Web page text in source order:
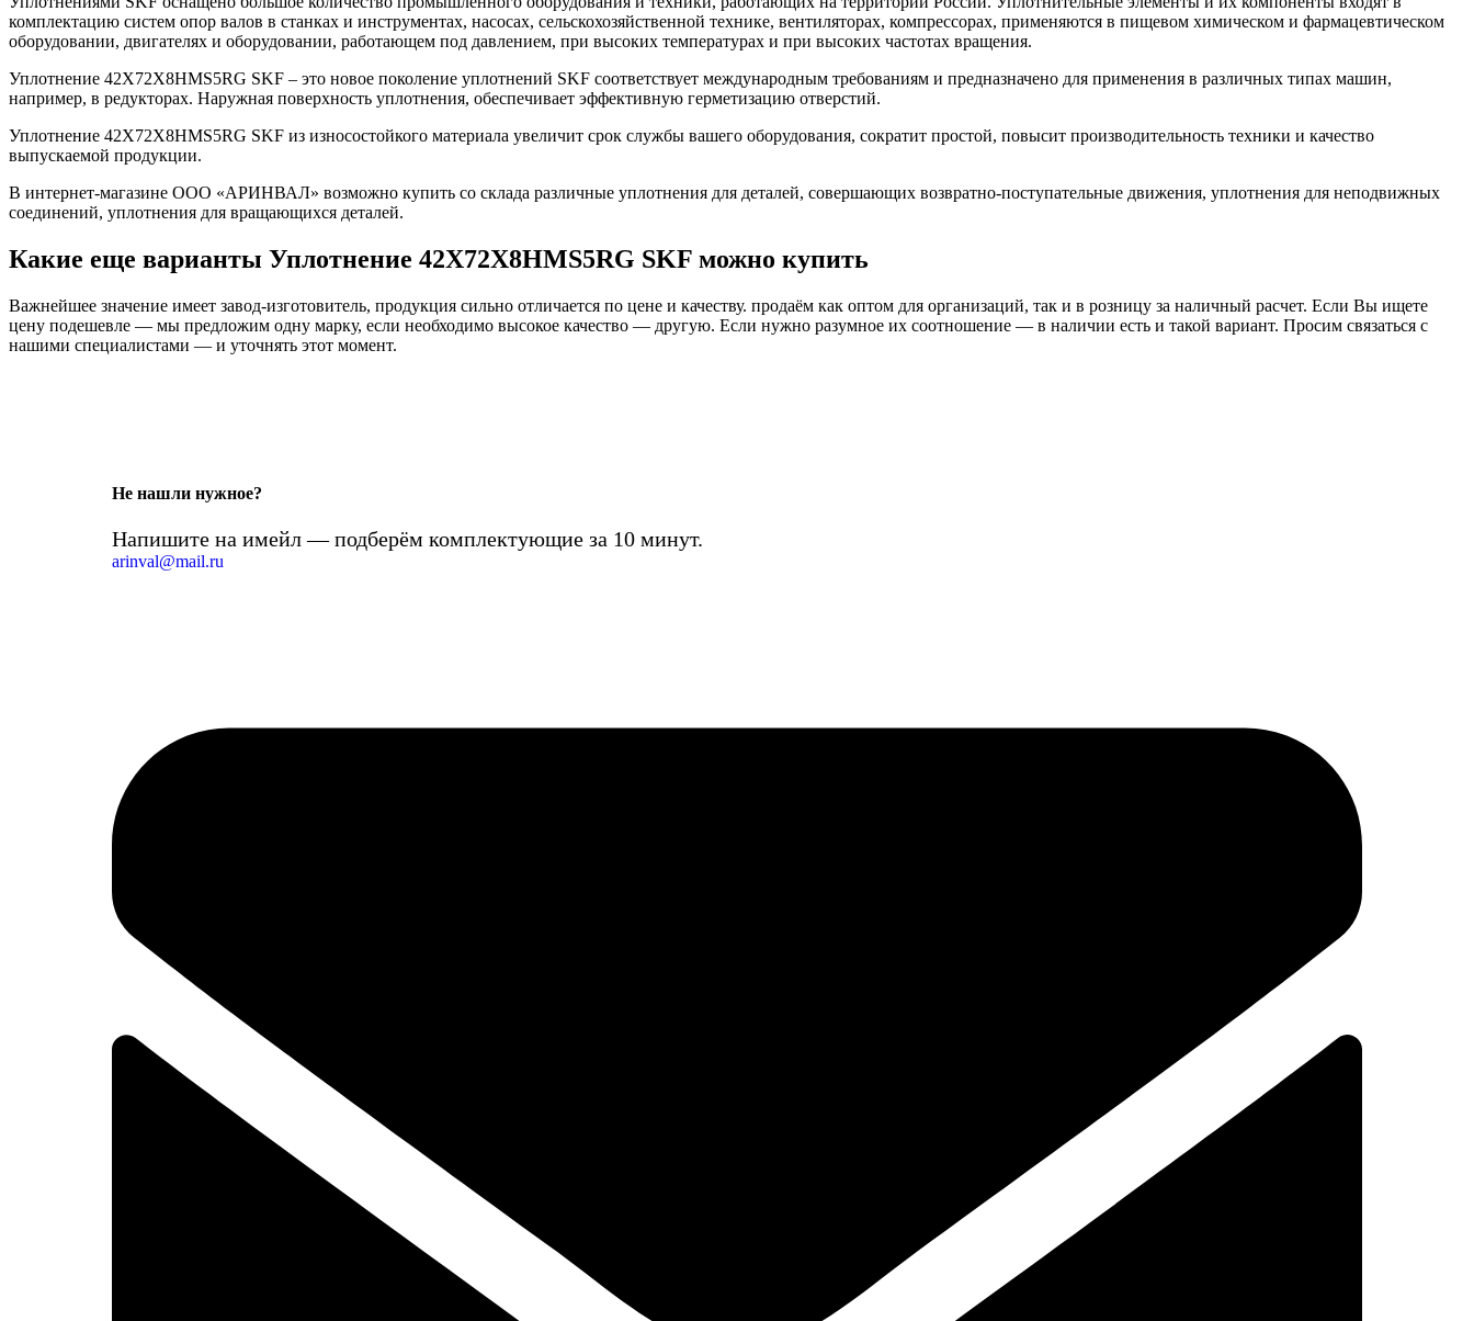
комплектацию систем опор валов в станках и инструментах, насосах, сельскохозяйственной технике, вентиляторах, компрессорах, применяются в пищевом химическом и фармацевтическом
оборудовании, двигателях и оборудовании, работающем под давлением, при высоких температурах и при высоких частотах вращения.
Уплотнение 42X72X8HMS5RG SKF – это новое поколение уплотнений SKF соответствует международным требованиям и предназначено для применения в различных типах машин,
например, в редукторах. Наружная поверхность уплотнения, обеспечивает эффективную герметизацию отверстий.
Уплотнение 42X72X8HMS5RG SKF из износостойкого материала увеличит срок службы вашего оборудования, сократит простой, повысит производительность техники и качество
выпускаемой продукции.
В интернет-магазине ООО «АРИНВАЛ» возможно купить со склада различные уплотнения для деталей, совершающих возвратно-поступательные движения, уплотнения для неподвижных
соединений, уплотнения для вращающихся деталей.
Какие еще варианты Уплотнение 42X72X8HMS5RG SKF можно купить
Важнейшее значение имеет завод-изготовитель, продукция сильно отличается по цене и качеству. продаём как оптом для организаций, так и в розницу за наличный расчет. Если Вы ищете
цену подешевле — мы предложим одну марку, если необходимо высокое качество — другую. Если нужно разумное их соотношение — в наличии есть и такой вариант. Просим связаться с
нашими специалистами — и уточнять этот момент.
Не нашли нужное?
Напишите на имейл — подберём комплектующие за 10 минут.
arinval@mail.ru